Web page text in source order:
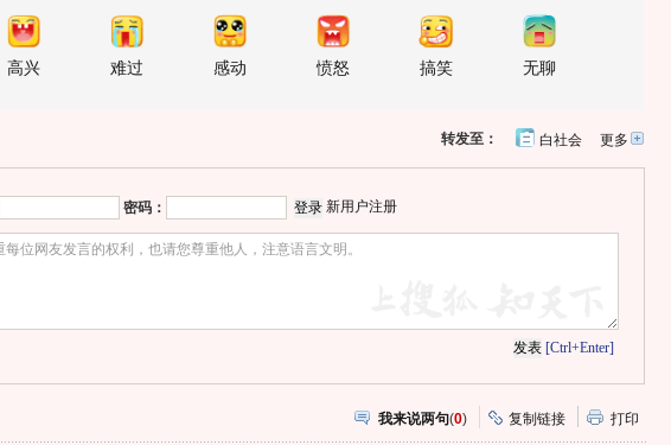
高兴 难过 感动 愤怒 搞笑 无聊
更多开
转发至： 白社会
密码： 新用户注册
[Ctrl+Enter]
我来说两句(0) 复制链接 打印